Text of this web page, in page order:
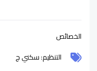
الخصائص
التنظيم: سكني ج